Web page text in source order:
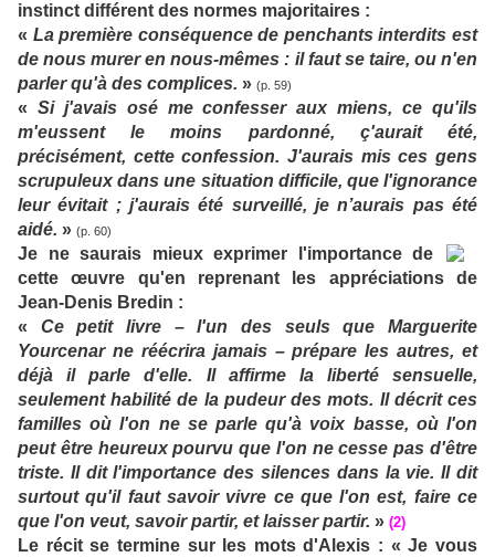
instinct différent des normes majoritaires :
« La première conséquence de penchants interdits est
de nous murer en nous-mêmes : il faut se taire, ou n'en
parler qu'à des complices. » (p. 59)
« Si j'avais osé me confesser aux miens, ce qu'ils
m'eussent le moins pardonné, ç'aurait été,
précisément, cette confession. J'aurais mis ces gens
scrupuleux dans une situation difficile, que l'ignorance
leur évitait ; j'aurais été surveillé, je n’aurais pas été
aidé. » (p. 60)
Je ne saurais mieux exprimer l'importance de
cette œuvre qu'en reprenant les appréciations de
Jean-Denis Bredin :
« Ce petit livre – l'un des seuls que Marguerite
Yourcenar ne réécrira jamais – prépare les autres, et
déjà il parle d'elle. Il affirme la liberté sensuelle,
seulement habilité de la pudeur des mots. Il décrit ces
familles où l'on ne se parle qu'à voix basse, où l'on
peut être heureux pourvu que l'on ne cesse pas d'être
triste. Il dit l'importance des silences dans la vie. Il dit
surtout qu'il faut savoir vivre ce que l'on est, faire ce
que l'on veut, savoir partir, et laisser partir. » (2)
Le récit se termine sur les mots d'Alexis : « Je vous